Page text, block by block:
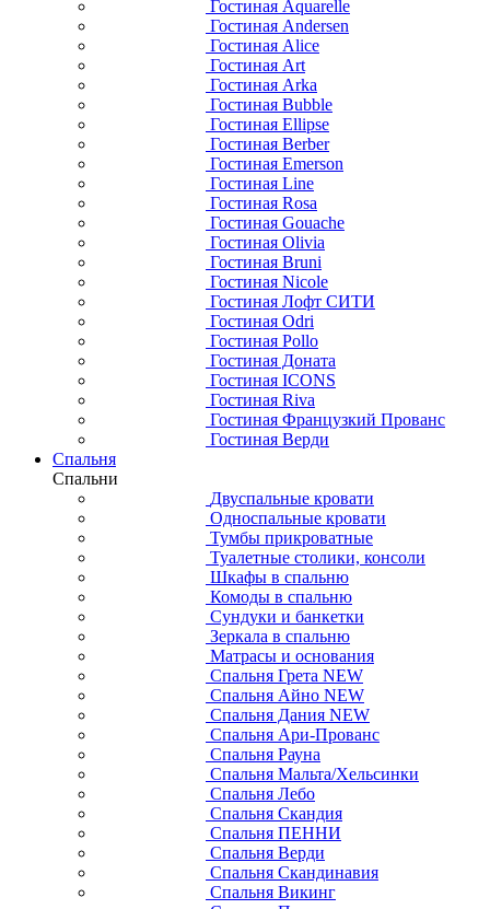
Гостиная Aquarelle
Гостиная Andersen
Гостиная Alice
Гостиная Art
Гостиная Arka
Гостиная Bubble
Гостиная Ellipse
Гостиная Berber
Гостиная Emerson
Гостиная Line
Гостиная Rosa
Гостиная Gouache
Гостиная Olivia
Гостиная Bruni
Гостиная Nicole
Гостиная Лофт СИТИ
Гостиная Odri
Гостиная Pollo
Гостиная Доната
Гостиная ICONS
Гостиная Riva
Гостиная Французкий Прованс
Гостиная Верди
Спальня
Спальни
Двуспальные кровати
Односпальные кровати
Тумбы прикроватные
Туалетные столики, консоли
Шкафы в спальню
Комоды в спальню
Сундуки и банкетки
Зеркала в спальню
Матрасы и основания
Спальня Грета NEW
Спальня Айно NEW
Спальня Дания NEW
Спальня Ари-Прованс
Спальня Рауна
Спальня Мальта/Хельсинки
Спальня Лебо
Спальня Скандия
Спальня ПЕННИ
Спальня Верди
Спальня Скандинавия
Спальня Викинг